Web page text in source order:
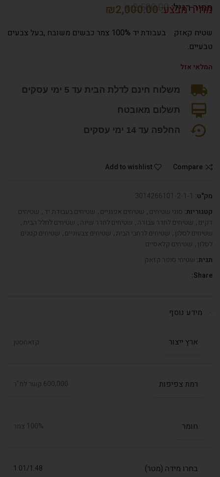
₪2,500.00
₪2,000.00
שטיח קאזק בעבודת יד 100% צמר כבשים משובח ,בעל צבעים
טבעיים.
המלאי אזל
משלוח חינם לדלת הבית עד 5 ימי עסקים
תשלום מאובטח
החלפה עד 14 ימי עסקים
Compare
Add to wishlist
מק"ט: 3014266101-2-1-1
קטגוריות: סוגי שטיחים, שטיחים אפגניים, שטיחים בעבודת יד, שטיחים
דקים, שטיחים לחדר עבודה, שטיחים לחדר שינה, שטיחים לחלל הבית,
שטיחים לסלון, שטיחים לרחבי הבית, שטיחים צבעוניים, שטיחים קטנים
לסלון, שטיחים קלאסיים
תגית: שטיחי סופר קזאק
Share:
מידע נוסף
ארץ ייצור קזאחסטן
רמת צפיפות 600,000 קשר למ"ר
חומר 100% צמר
בחרו מידה (מטר) 1.01/1.48